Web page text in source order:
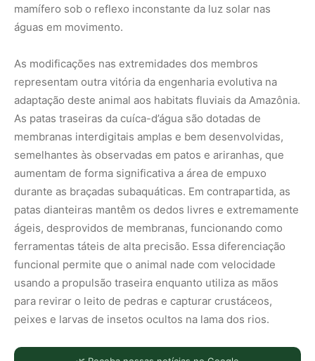
mamífero sob o reflexo inconstante da luz solar nas
águas em movimento.
As modificações nas extremidades dos membros
representam outra vitória da engenharia evolutiva na
adaptação deste animal aos habitats fluviais da Amazônia.
As patas traseiras da cuíca-d’água são dotadas de
membranas interdigitais amplas e bem desenvolvidas,
semelhantes às observadas em patos e ariranhas, que
aumentam de forma significativa a área de empuxo
durante as braçadas subaquáticas. Em contrapartida, as
patas dianteiras mantêm os dedos livres e extremamente
ágeis, desprovidos de membranas, funcionando como
ferramentas táteis de alta precisão. Essa diferenciação
funcional permite que o animal nade com velocidade
usando a propulsão traseira enquanto utiliza as mãos
para revirar o leito de pedras e capturar crustáceos,
peixes e larvas de insetos ocultos na lama dos rios.